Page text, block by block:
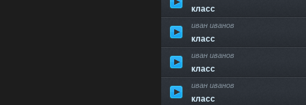
класс
иван иванов
класс
иван иванов
класс
иван иванов
класс